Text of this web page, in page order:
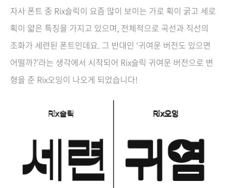
자사 폰트 중 Rix슬릭이 요즘 많이 보이는 가로 획이 굵고 세로
획이 얇은 특징을 가지고 있으며, 전체적으로 곡선과 직선의
조화가 세련된 폰트인데요. 그 반대인 ‘귀여운 버전도 있으면
어떨까?’라는 생각에서 시작되어 Rix슬릭 귀여운 버전으로 변
형을 준 Rix오잉이 나오게 되었습니다!